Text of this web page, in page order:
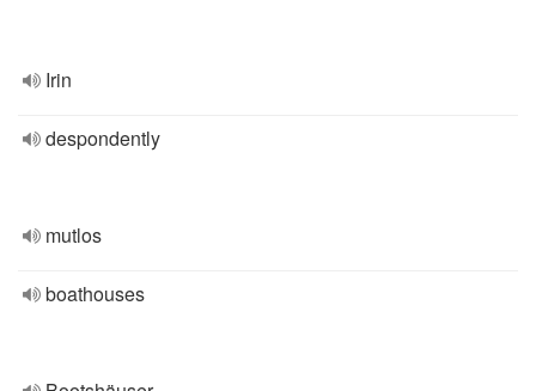
Irin
despondently
mutlos
boathouses